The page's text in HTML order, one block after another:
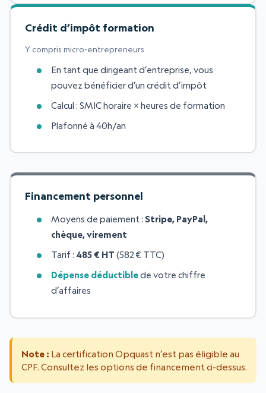
Crédit d’impôt formation
Y compris micro-entrepreneurs
En tant que dirigeant d’entreprise, vous
pouvez bénéficier d’un crédit d’impôt
Calcul : SMIC horaire × heures de formation
Plafonné à 40h/an
Financement personnel
Moyens de paiement : Stripe, PayPal,
chèque, virement
Tarif : 485 € HT (582 € TTC)
Dépense déductiblede votre chiffre
d’affaires
Note : La certification Opquast n’est pas éligible au
CPF. Consultez les options de financement ci-dessus.